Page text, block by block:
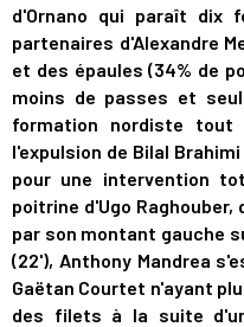
d'Ornano qui paraît dix
partenaires d'Alexandre
et des épaules (34% de
moins de passes et
formation nordiste
l'expulsion de Bilal
pour une intervention
poitrine d'Ugo Raghouber,
par son montant gauche
(22'), Anthony Mandrea
Gaëtan Courtet n'ayant
des filets à la suite